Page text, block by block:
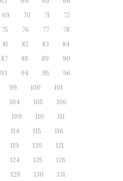
69 70 71
72
75 76 77
78
81 82 83
84
87 88 89
90
93 94 95
96
99 100
101
104 105
106
109 110
111
114 115
116
119 120
121
124 125
126
129 130
131